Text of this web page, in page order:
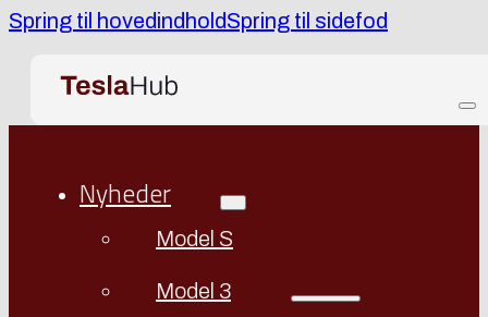
Spring til hovedindholdSpring til sidefod
Nyheder
Model S
Model 3